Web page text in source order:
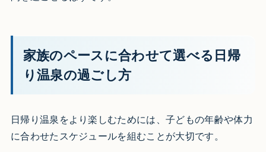
家族のペースに合わせて選べる日帰
り温泉の過ごし方
日帰り温泉をより楽しむためには、子どもの年齢や体力
に合わせたスケジュールを組むことが大切です。